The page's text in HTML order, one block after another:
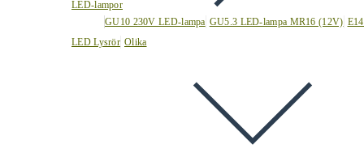
LED-lampor
GU10 230V LED-lampa GU5.3 LED-lampa MR16 (12V)
LED Lysrör Olika